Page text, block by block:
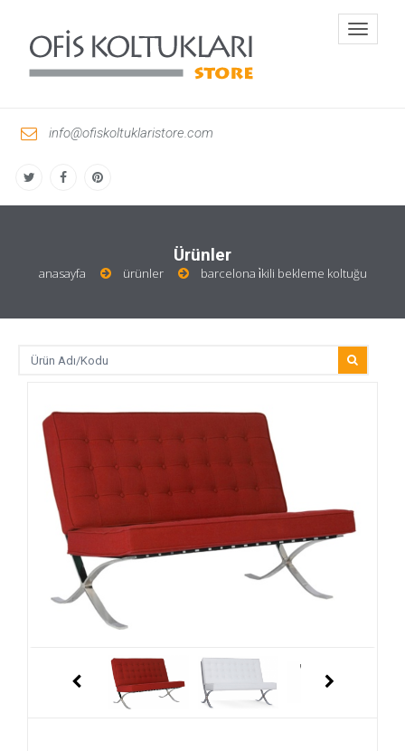
info@ofiskoltuklaristore.com
Toggle
Ürünler
anasayfa ürünler barcelona i̇kili bekleme koltuğu